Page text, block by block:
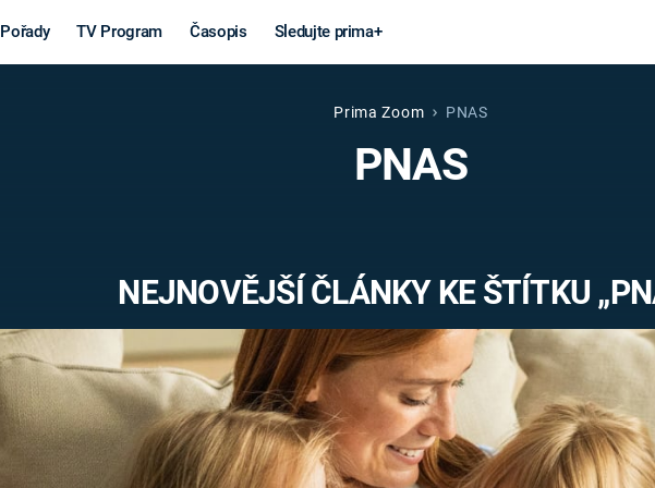
Pořady TV Program Časopis Sledujte prima+
STAROVĚKÝ EGYPT
Věda a
technika
MARS
VÁLEČNÉ
Výročí
Záhady a
Prima Zoom PNAS
PNAS
NEJNOVĚJŠÍ ČLÁNKY KE ŠTÍTKU